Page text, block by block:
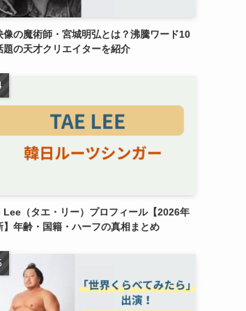
像の魔術師・宮城明弘とは？沸騰ワード10
題の天才クリエイターを紹介
Lee（タエ・リー）プロフィール【2026年
】年齢・国籍・ハーフの真相まとめ